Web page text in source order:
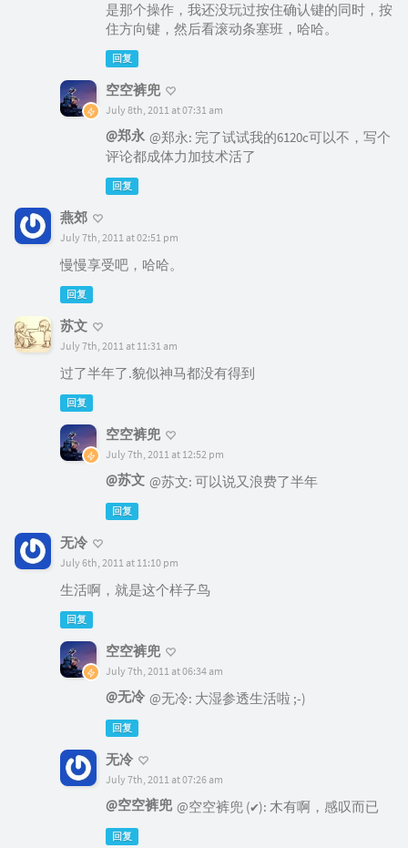
是那个操作，我还没玩过按住确认键的同时，按
住方向键，然后看滚动条塞班，哈哈。
回复
空空裤兜
July 8th, 2011 at 07:31 am
@郑永 @郑永: 完了试试我的6120c可以不，写个
评论都成体力加技术活了
回复
燕郊
July 7th, 2011 at 02:51 pm
慢慢享受吧，哈哈。
回复
苏文
July 7th, 2011 at 11:31 am
过了半年了.貌似神马都没有得到
回复
空空裤兜
July 7th, 2011 at 12:52 pm
@苏文 @苏文: 可以说又浪费了半年
回复
无冷
July 6th, 2011 at 11:10 pm
生活啊，就是这个样子鸟
回复
空空裤兜
July 7th, 2011 at 06:34 am
@无冷 @无冷: 大湿参透生活啦 ;-)
回复
无冷
July 7th, 2011 at 07:26 am
@空空裤兜 @空空裤兜 (✔): 木有啊，感叹而已
回复